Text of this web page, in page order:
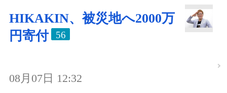
HIKAKIN、被災地へ2000万
円寄付
56
08月07日 12:32